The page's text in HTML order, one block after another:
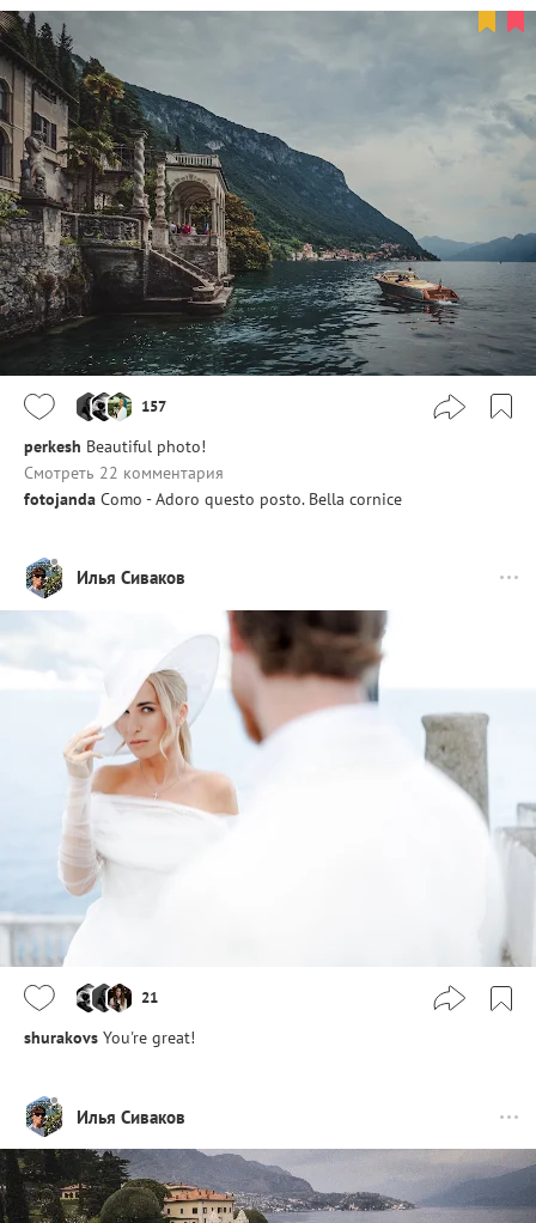
157
perkesh Beautiful photo!
Смотреть 22 комментария
fotojanda Como - Adoro questo posto. Bella cornice
Илья Сиваков
21
shurakovs You're great!
Илья Сиваков